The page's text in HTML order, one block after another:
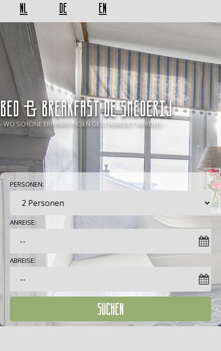
NL DE EN
BED & BREAKFAST De Smederij
- WO SCHÖNE ERINNERUNGEN GESCHMIEDET WERDEN -
PERSONEN:
ANREISE:
ABREISE:
SUCHEN